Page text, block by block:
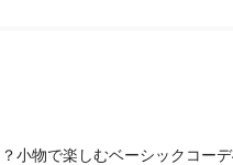
小物で楽しむベーシックコー